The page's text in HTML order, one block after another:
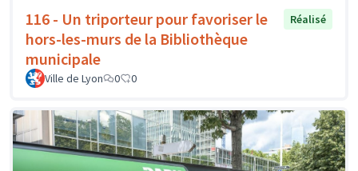
116 - Un triporteur pour favoriser le
hors-les-murs de la Bibliothèque
municipale
Réalisé
Ville de Lyon 0 0